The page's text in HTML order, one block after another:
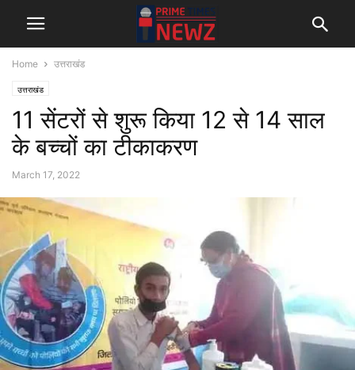
Home उत्तराखंड
उत्तराखंड
11 सेंटरों से शुरू किया 12 से 14 साल
के बच्चों का टीकाकरण
March 17, 2022